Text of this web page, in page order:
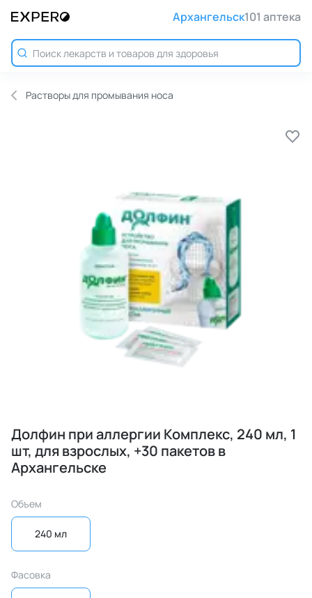
Архангельск101 аптека
Растворы для промывания носа
Долфин при аллергии Комплекс, 240 мл, 1
шт, для взрослых, +30 пакетов в
Архангельске
Объем
240 мл
Фасовка